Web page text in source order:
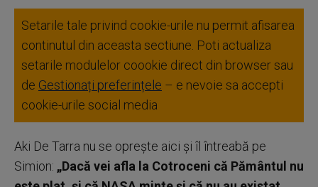
Setarile tale privind cookie-urile nu permit afisarea
continutul din aceasta sectiune. Poti actualiza
setarile modulelor coookie direct din browser sau
de Gestionați preferințele – e nevoie sa accepti
cookie-urile social media
Aki De Tarra nu se oprește aici și îl întreabă pe
Simion: „Dacă vei afla la Cotroceni că Pământul nu